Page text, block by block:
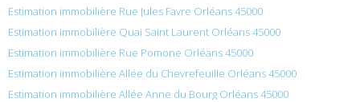
Estimation immobilière Rue Jules Favre Orléans 45000
Estimation immobilière Quai Saint Laurent Orléans 45000
Estimation immobilière Rue Pomone Orléans 45000
Estimation immobilière Allée du Chevrefeuille Orléans 45000
Estimation immobilière Allée Anne du Bourg Orléans 45000